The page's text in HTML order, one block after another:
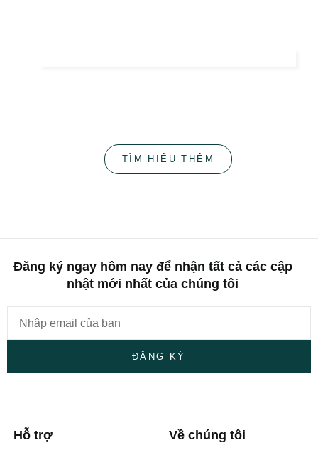
TÌM HIỂU THÊM
Đăng ký ngay hôm nay để nhận tất cả các cập
nhật mới nhất của chúng tôi
ĐĂNG KÝ
Hỗ trợ Về chúng tôi